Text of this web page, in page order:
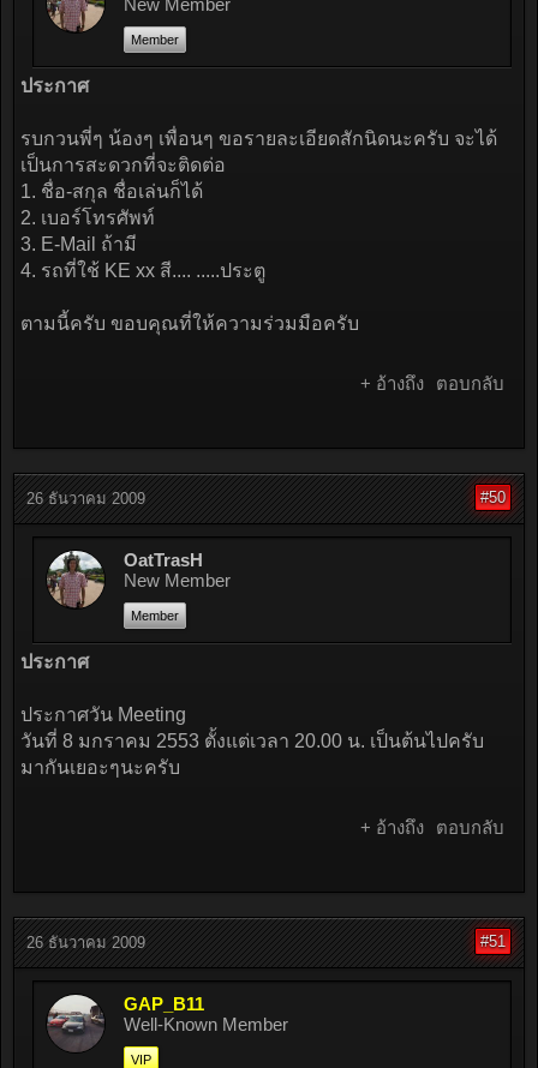
New Member
Member
ประกาศ
รบกวนพี่ๆ น้องๆ เพื่อนๆ ขอรายละเอียดสักนิดนะครับ จะได้
เป็นการสะดวกที่จะติดต่อ
1. ชื่อ-สกุล ชื่อเล่นก็ได้
2. เบอร์โทรศัพท์
3. E-Mail ถ้ามี
4. รถที่ใช้ KE xx สี.... .....ประตู
ตามนี้ครับ ขอบคุณที่ให้ความร่วมมือครับ
+ อ้างถึง ตอบกลับ
26 ธันวาคม 2009 #50
OatTrasH
New Member
Member
ประกาศ
ประกาศวัน Meeting
วันที่ 8 มกราคม 2553 ตั้งแต่เวลา 20.00 น. เป็นต้นไปครับ
มากันเยอะๆนะครับ
+ อ้างถึง ตอบกลับ
26 ธันวาคม 2009 #51
GAP_B11
Well-Known Member
VIP